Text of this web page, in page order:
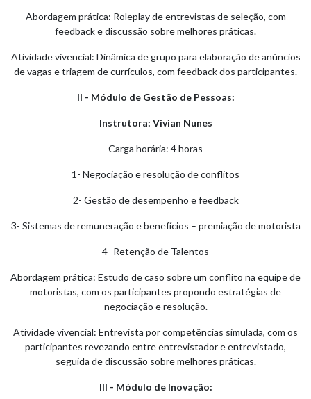
Abordagem prática: Roleplay de entrevistas de seleção, com
feedback e discussão sobre melhores práticas.
Atividade vivencial: Dinâmica de grupo para elaboração de anúncios
de vagas e triagem de currículos, com feedback dos participantes.
II - Módulo de Gestão de Pessoas:
Instrutora: Vivian Nunes
Carga horária: 4 horas
1- Negociação e resolução de conflitos
2- Gestão de desempenho e feedback
3- Sistemas de remuneração e benefícios – premiação de motorista
4- Retenção de Talentos
Abordagem prática: Estudo de caso sobre um conflito na equipe de
motoristas, com os participantes propondo estratégias de
negociação e resolução.
Atividade vivencial: Entrevista por competências simulada, com os
participantes revezando entre entrevistador e entrevistado,
seguida de discussão sobre melhores práticas.
III - Módulo de Inovação: